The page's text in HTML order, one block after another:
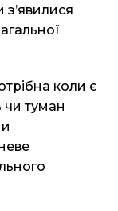
з’явилися
коли є
чи туман